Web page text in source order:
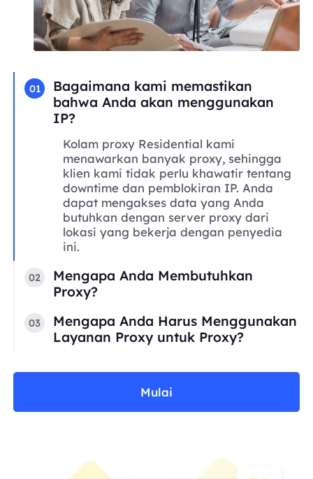
01
Bagaimana kami memastikan
bahwa Anda akan menggunakan
IP?
Kolam proxy Residential kami
menawarkan banyak proxy, sehingga
klien kami tidak perlu khawatir tentang
downtime dan pemblokiran IP. Anda
dapat mengakses data yang Anda
butuhkan dengan server proxy dari
lokasi yang bekerja dengan penyedia
ini.
02
Mengapa Anda Membutuhkan
Proxy?
03
Mengapa Anda Harus Menggunakan
Layanan Proxy untuk Proxy?
Mulai